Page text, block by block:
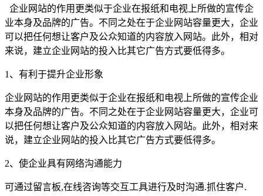
企业网站的作用更类似于企业在报纸和电视上所做的宣传企
业本身及品牌的广告。不同之处在于企业网站容量更大，企业
可以把任何想让客户及公众知道的内容放入网站。此外，相对
来说，建立企业网站的投入比其它广告方式要低得多。
1、有利于提升企业形象
企业网站的作用更类似于企业在报纸和电视上所做的宣传企业
本身及品牌的广告。不同之处在于企业网站容量更大，企业可
以把任何想让客户及公众知道的内容放入网站。此外，相对来
说，建立企业网站的投入比其它广告方式要低得多。
2、使企业具有网络沟通能力
可通过留言板,在线咨询等交互工具进行及时沟通.抓住客户.